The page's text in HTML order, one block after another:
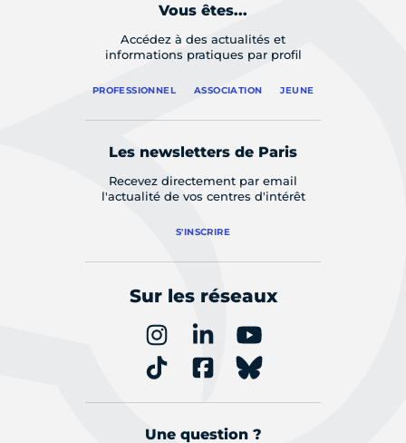
Vous êtes...
Accédez à des actualités et
informations pratiques par profil
PROFESSIONNEL ASSOCIATION JEUNE
Les newsletters de Paris
Recevez directement par email
l'actualité de vos centres d'intérêt
S'INSCRIRE
Sur les réseaux
Une question ?